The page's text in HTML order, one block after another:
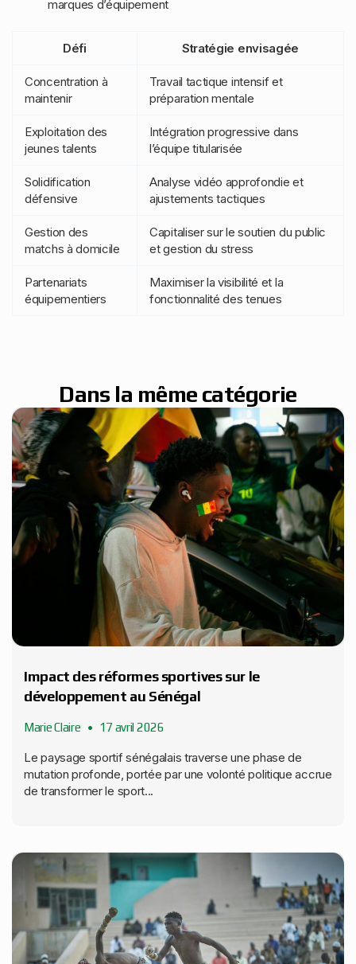
marques d’équipement
Défi Stratégie envisagée
Concentration à
maintenir
Travail tactique intensif et
préparation mentale
Exploitation des
jeunes talents
Intégration progressive dans
l’équipe titularisée
Solidification
défensive
Analyse vidéo approfondie et
ajustements tactiques
Gestion des
matchs à domicile
Capitaliser sur le soutien du public
et gestion du stress
Partenariats
équipementiers
Maximiser la visibilité et la
fonctionnalité des tenues
Dans la même catégorie
Impact des réformes sportives sur le
développement au Sénégal
Marie Claire 17 avril 2026
Le paysage sportif sénégalais traverse une phase de
mutation profonde, portée par une volonté politique accrue
de transformer le sport...